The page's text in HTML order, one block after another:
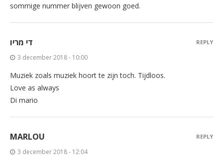
sommige nummer blijven gewoon goed.
די מריו
3 december 2018 - 10:00
Muziek zoals muziek hoort te zijn toch. Tijdloos.
Love as always
Di mario
REPLY
MARLOU
3 december 2018 - 12:04
REPLY